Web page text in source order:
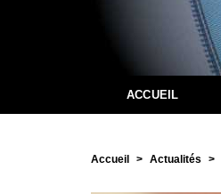
ACCUEIL
Accueil Actualités